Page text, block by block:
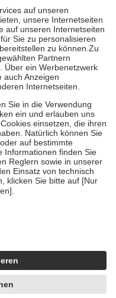
mehr als die tatsächlichen
für Online-Apotheken.
beträgt die
zehn Euro je
ihre eigene Gesundheit zu
Familie zu unterstützen,
18. Lebensjahr
die von der
um echte Bewertungen
4419944605341
Zuhilfenahme künstlicher